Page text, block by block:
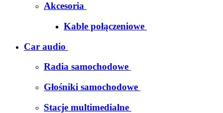
Akcesoria
Kable połączeniowe
Car audio
Radia samochodowe
Głośniki samochodowe
Stacje multimedialne